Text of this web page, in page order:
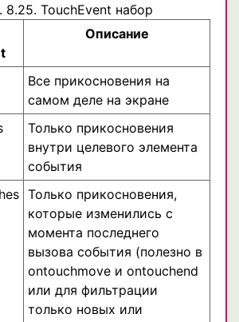
8.25. TouchEvent набор
Описание
Все прикосновения на
самом деле на экране
Только прикосновения
внутри целевого элемента
события
Только прикосновения,
которые изменились с
момента последнего
вызова события (полезно в
ontouchmove и ontouchend
или для фильтрации
только новых или